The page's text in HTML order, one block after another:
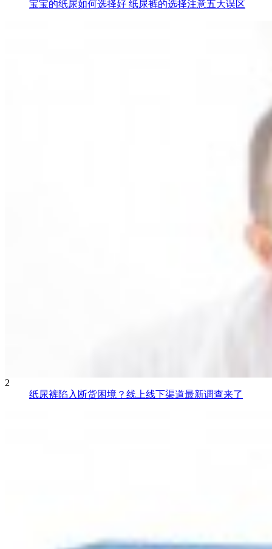
宝宝的纸尿如何选择好 纸尿裤的选择注意五大误区
2
纸尿裤陷入断货困境？线上线下渠道最新调查来了